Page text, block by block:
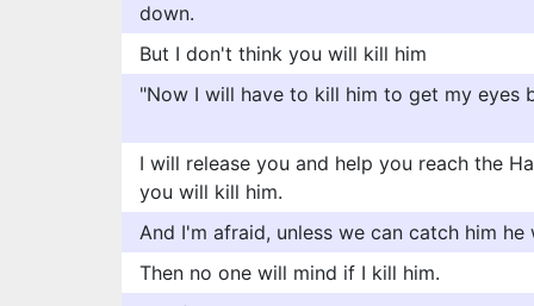
down.
But I don't think you will kill him
"Now I will have to kill him to get my eyes
I will release you and help you reach the
you will kill him.
And I'm afraid, unless we can catch him he
Then no one will mind if I kill him.